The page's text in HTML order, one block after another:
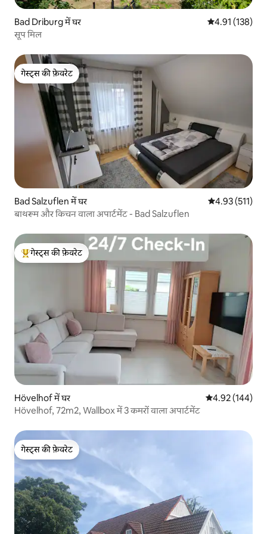
Bad Driburg में घर औसत रेटिंग 5 में से
4.91 (138)
सूप मिल
गेस्ट्स की फ़ेवरेट
गेस्ट्स की फ़ेवरेट
Bad Salzuflen में घर औसत रेटिंग 5 में से
4.93 (511)
बाथरूम और किचन वाला अपार्टमेंट - Bad Salzuflen
गेस्ट्स का टॉप फ़ेवरेट
गेस्ट्स की फ़ेवरेट
Hövelhof में घर औसत रेटिंग 5 में से
4.92 (144)
Hövelhof, 72m2, Wallbox में 3 कमरों वाला अपार्टमेंट
गेस्ट्स की फ़ेवरेट
गेस्ट्स की फ़ेवरेट